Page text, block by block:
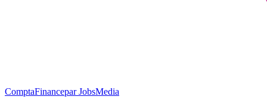
ComptaFinancepar JobsMedia